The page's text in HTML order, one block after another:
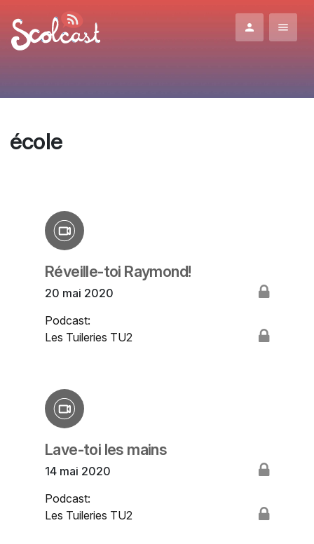
école
Réveille-toi Raymond!
20 mai 2020
Podcast:
Les Tuileries TU2
Lave-toi les mains
14 mai 2020
Podcast:
Les Tuileries TU2